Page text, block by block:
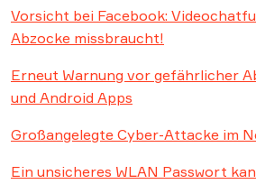
Vorsicht bei Facebook:
Abzocke missbraucht!
Erneut Warnung vor gefährlicher
und Android Apps
Großangelegte Cyber-Attacke im
Ein unsicheres WLAN Passwort